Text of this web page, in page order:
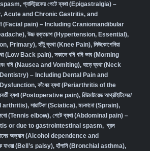
, গ্যাস্ট্রিকের পেটে ব্যথা (Epigastralgia) –
Acute and Chronic Gastritis, and
(Facial pain) – Including Craniomandibular
, উচ্চ রক্তচাপ (Hypertension, Essential),
Primary), হাঁটু ব্যথা (Knee Pain), লিউকোপেনিয়া
(Low Back pain), সকালে বমি বমি ভাব (Morning
এবং বমি (Nausea and Vomiting), ঘাড়ে ব্যথা (Neck
Dentistry) – Including Dental Pain and
, কাঁধের ব্যথা (Periarthritis of the
ব্যথা (Postoperative pain), রিউমাটয়েড আর্থ্রাইটিসের/
arthritis), সায়াটিকা (Sciatica), মচকানো (Sprain),
(Tennis elbow), পেটে ব্যথা (Abdominal pain) –
or due to gastrointestinal spasm, ব্রন
অভ্যাস (Alcohol dependence and
যাওয়া (Bell’s palsy), হাঁপানি (Bronchial asthma),